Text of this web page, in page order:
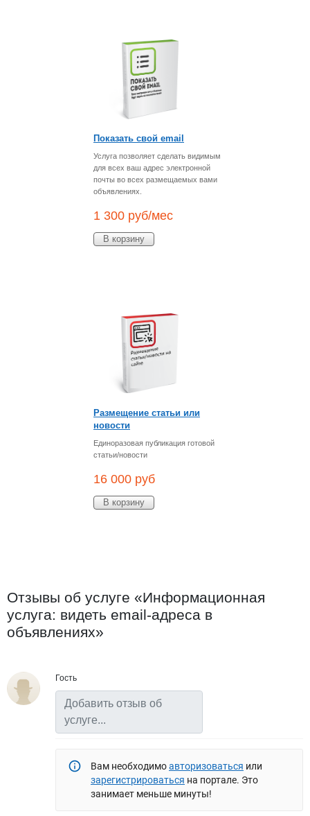
Показать свой email
Услуга позволяет сделать видимым
для всех ваш адрес электронной
почты во всех размещаемых вами
объявлениях.
1 300 руб/мес
В корзину
Размещение статьи или
новости
Единоразовая публикация готовой
статьи/новости
16 000 руб
В корзину
Отзывы об услуге «Информационная
услуга: видеть email-адреса в
объявлениях»
Гость
Добавить отзыв об услуге
Вам необходимоавторизоваться или
зарегистрироваться на портале. Это
занимает меньше минуты!